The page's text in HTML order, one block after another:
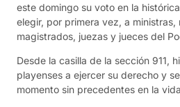
este domingo su voto en la
elegir, por primera vez, a ministras,
magistrados, juezas y jueces del
Desde la casilla de la sección 911,
playenses a ejercer su derecho y
momento sin precedentes en la